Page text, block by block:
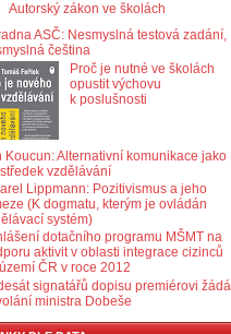
Autorský zákon ve školách
ASČ: Nesmyslná testová zadání,
čeština
Proč je nutné ve školách
opustit výchovu
k poslušnosti
Koucun: Alternativní komunikace jako
vzdělávání
Lippmann: Pozitivismus a jeho
(K dogmatu, kterým je ovládán
systém)
dotačního programu MŠMT na
aktivit v oblasti integrace cizinců
ČR v roce 2012
signatářů dopisu premiérovi žádá
ministra Dobeše